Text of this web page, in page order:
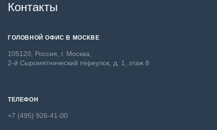
Контакты
ГОЛОВНОЙ ОФИС В МОСКВЕ
105120, Россия, г. Москва,
2-й Сыромятнический переулок, д. 1, этаж 8
ТЕЛЕФОН
+7 (495) 926-41-00